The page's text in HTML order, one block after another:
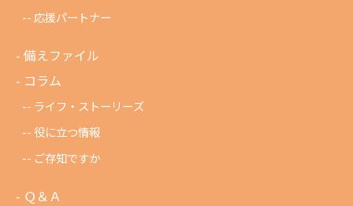
応援パートナー
備えファイル
コラム
ライフ・ストーリーズ
役に立つ情報
ご存知ですか
Ｑ＆Ａ